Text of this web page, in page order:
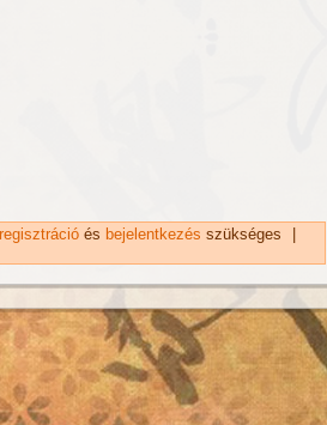
recept tartalommal kapcsolatosan
regisztráció és bejelentkezés szükséges